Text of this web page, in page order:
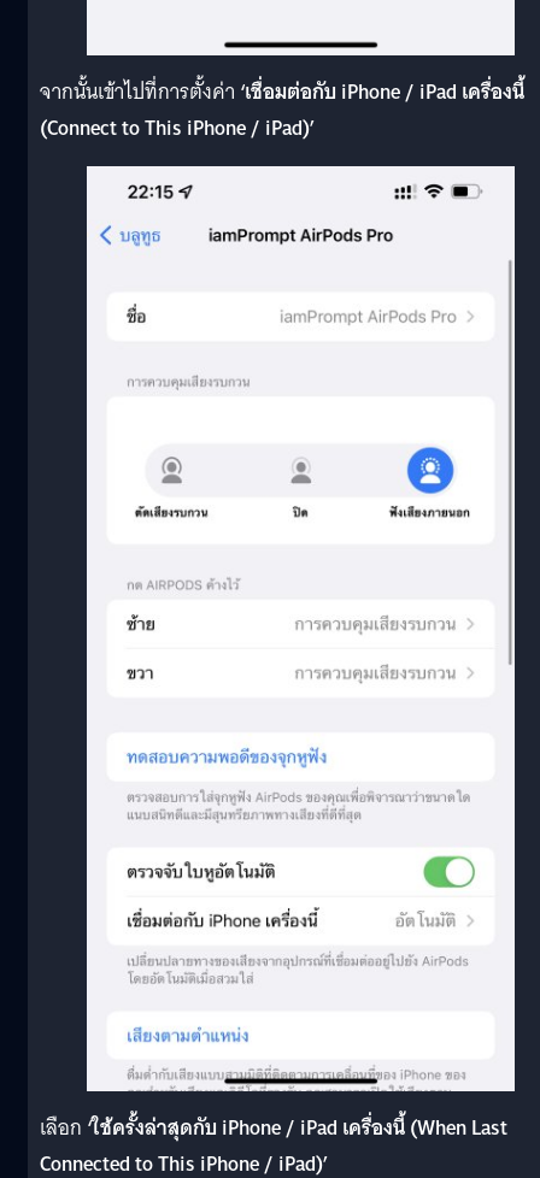
จากนั้นเข้าไปที่การตั้งค่า ‘เชื่อมต่อกับ iPhone / iPad เครื่องนี้
(Connect to This iPhone / iPad)’
เลือก ‘ใช้ครั้งล่าสุดกับ iPhone / iPad เครื่องนี้ (When Last
Connected to This iPhone / iPad)’